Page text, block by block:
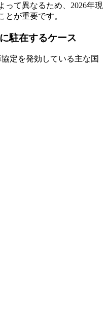
って異なるため、2026年現
とが重要です。
駐在するケース
定を発効している主な国